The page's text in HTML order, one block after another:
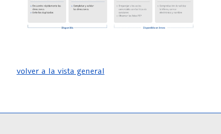
volver a la vista general